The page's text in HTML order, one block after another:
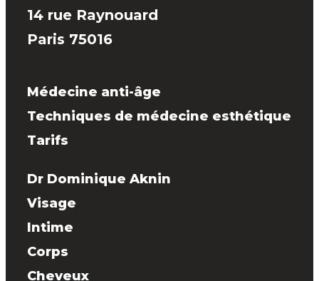
14 rue Raynouard
Paris 75016
Médecine anti-âge
Techniques de médecine esthétique
Tarifs
Dr Dominique Aknin
Visage
Intime
Corps
Cheveux